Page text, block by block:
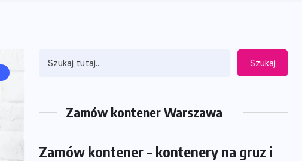
Szukaj
Zamów kontener Warszawa
Zamów kontener – kontenery na gruz i